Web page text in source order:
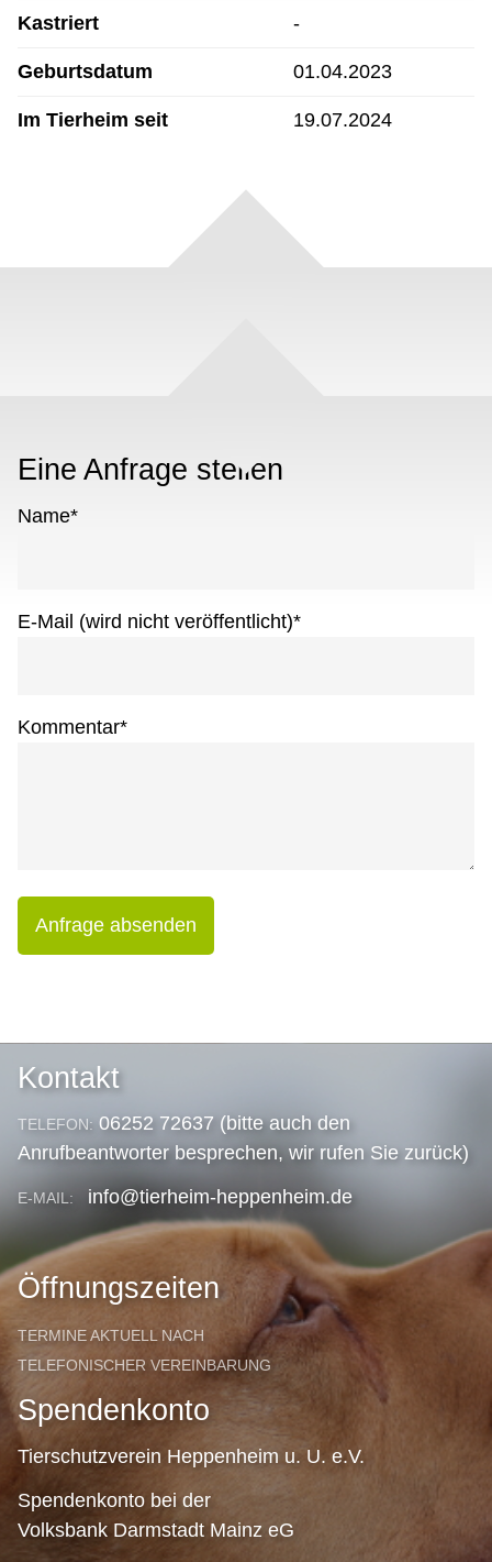
Kastriert -
Geburtsdatum 01.04.2023
Im Tierheim seit 19.07.2024
Eine Anfrage stellen
Name*
E-Mail (wird nicht veröffentlicht)*
Kommentar*
Anfrage absenden
Kontakt
TELEFON: 06252 72637 (bitte auch den
Anrufbeantworter besprechen, wir rufen Sie zurück)
E-MAIL: info@tierheim-heppenheim.de
Öffnungszeiten
TERMINE AKTUELL NACH
TELEFONISCHER VEREINBARUNG
Spendenkonto
Tierschutzverein Heppenheim u. U. e.V.
Spendenkonto bei der
Volksbank Darmstadt Mainz eG